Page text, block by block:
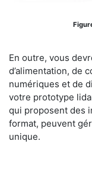
En outre, vous
d’alimentation, de
numériques et de
votre prototype
qui proposent des
format, peuvent
unique.